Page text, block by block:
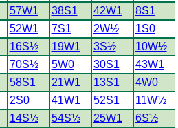
57W1 38S1 42W1
8S1
52W1 7S1 2W½
1S0
16S½ 19W1 3S½
10W½
70S½ 5W0 30S1
43W1
58S1 21W1 13S1
4W0
2S0 41W1 52S1
11W½
14S½ 54S½ 25W1
6S½